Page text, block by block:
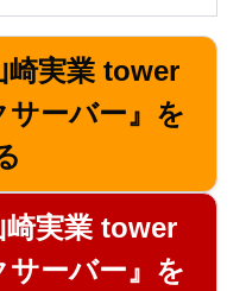
崎実業 tower
ーバー』を
崎実業 tower
ーバー』を